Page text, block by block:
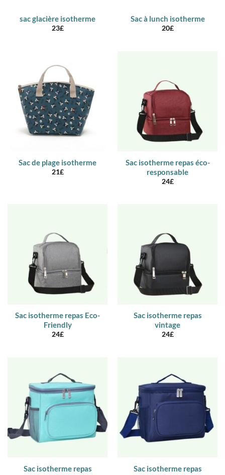
sac glacière isotherme
23£
Sac à lunch isotherme
20£
Sac de plage isotherme
21£
Sac isotherme repas éco-
responsable
24£
Sac isotherme repas Eco-
Friendly
24£
Sac isotherme repas
vintage
24£
Sac isotherme repas
Sac isotherme repas